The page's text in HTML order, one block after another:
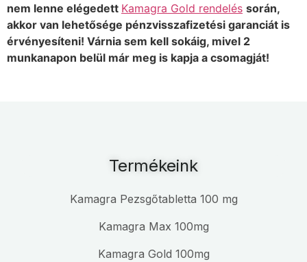
nem lenne elégedett Kamagra Gold rendelés során,
akkor van lehetősége pénzvisszafizetési garanciát is
érvényesíteni! Várnia sem kell sokáig, mivel 2
munkanapon belül már meg is kapja a csomagját!
Termékeink
Kamagra Pezsgőtabletta 100 mg
Kamagra Max 100mg
Kamagra Gold 100mg